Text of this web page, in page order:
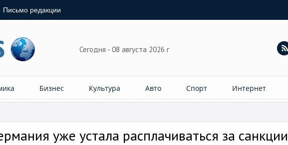
Письмо редакции
Сегодня - 08 августа 2026 г
Бизнес Культура Авто Спорт Интернет
уже устала расплачиваться за санкции